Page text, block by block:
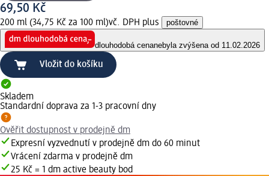
69,50 Kč
200 ml (34,75 Kč za 100 ml)vč. DPH plus poštovné
dlouhodobá cenanebyla zvýšena od 11.02.2026
Vložit do košíku
Skladem
Standardní doprava za 1-3 pracovní dny
Ověřit dostupnost v prodejně dm
Expresní vyzvednutí v prodejně dm do 60 minut
Vrácení zdarma v prodejně dm
25 Kč = 1 dm active beauty bod